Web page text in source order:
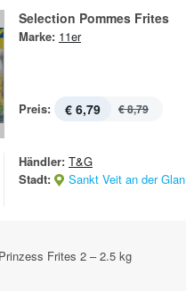
Selection Pommes Frites
Marke: 11er
Preis: € 6,79 € 8,79
Händler: T&G
Stadt:
Sankt Veit an der Glan
Frites 2 – 2.5 kg